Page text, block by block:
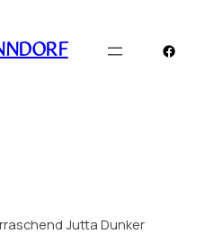
Jutta Dunker